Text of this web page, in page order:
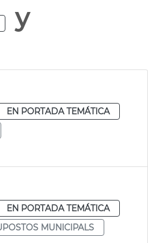
y
EN PORTADA TEMÁTICA
EN PORTADA TEMÁTICA
MUNICIPALS